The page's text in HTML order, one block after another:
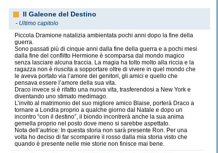
Il Galeone del Destino
- Ultimo capitolo
Piccola Dramione natalizia ambientata pochi anni dopo la fine della
guerra.
Sono passati più di cinque anni dalla fine della guerra e a pochi mesi
dalla fine del conflitto Hermione è scomparsa dal mondo magico
senza lasciare alcuna traccia. La magia ha tolto molto alla riccia e la
ragazza non è riuscita a sopportare oltre di vivere in quel mondo che
le aveva portato via l’amore dei genitori, gli amici e quello che
pensava essere l’amore della sua vita.
Draco invece si è rifatto una nuova vita, trasferendosi a New York e
diventando uno stimato medimago.
L’invito al matrimonio del suo migliore amico Blaise, porterà Draco a
tornare a Londra proprio a qualche giorno dal Natale e dopo un
incontro “con il destino”, il biondo incontrerà anche la sua anima
gemella proprio nel posto dove meno si sarebbe aspettato.
Nota dell’autrice: In questa storia non sarà presente Ron. Per una
volta ho deciso di far scomparire il rosso dalla mia storia visto che
quando è presente nelle mie storie non finisce mai bene.